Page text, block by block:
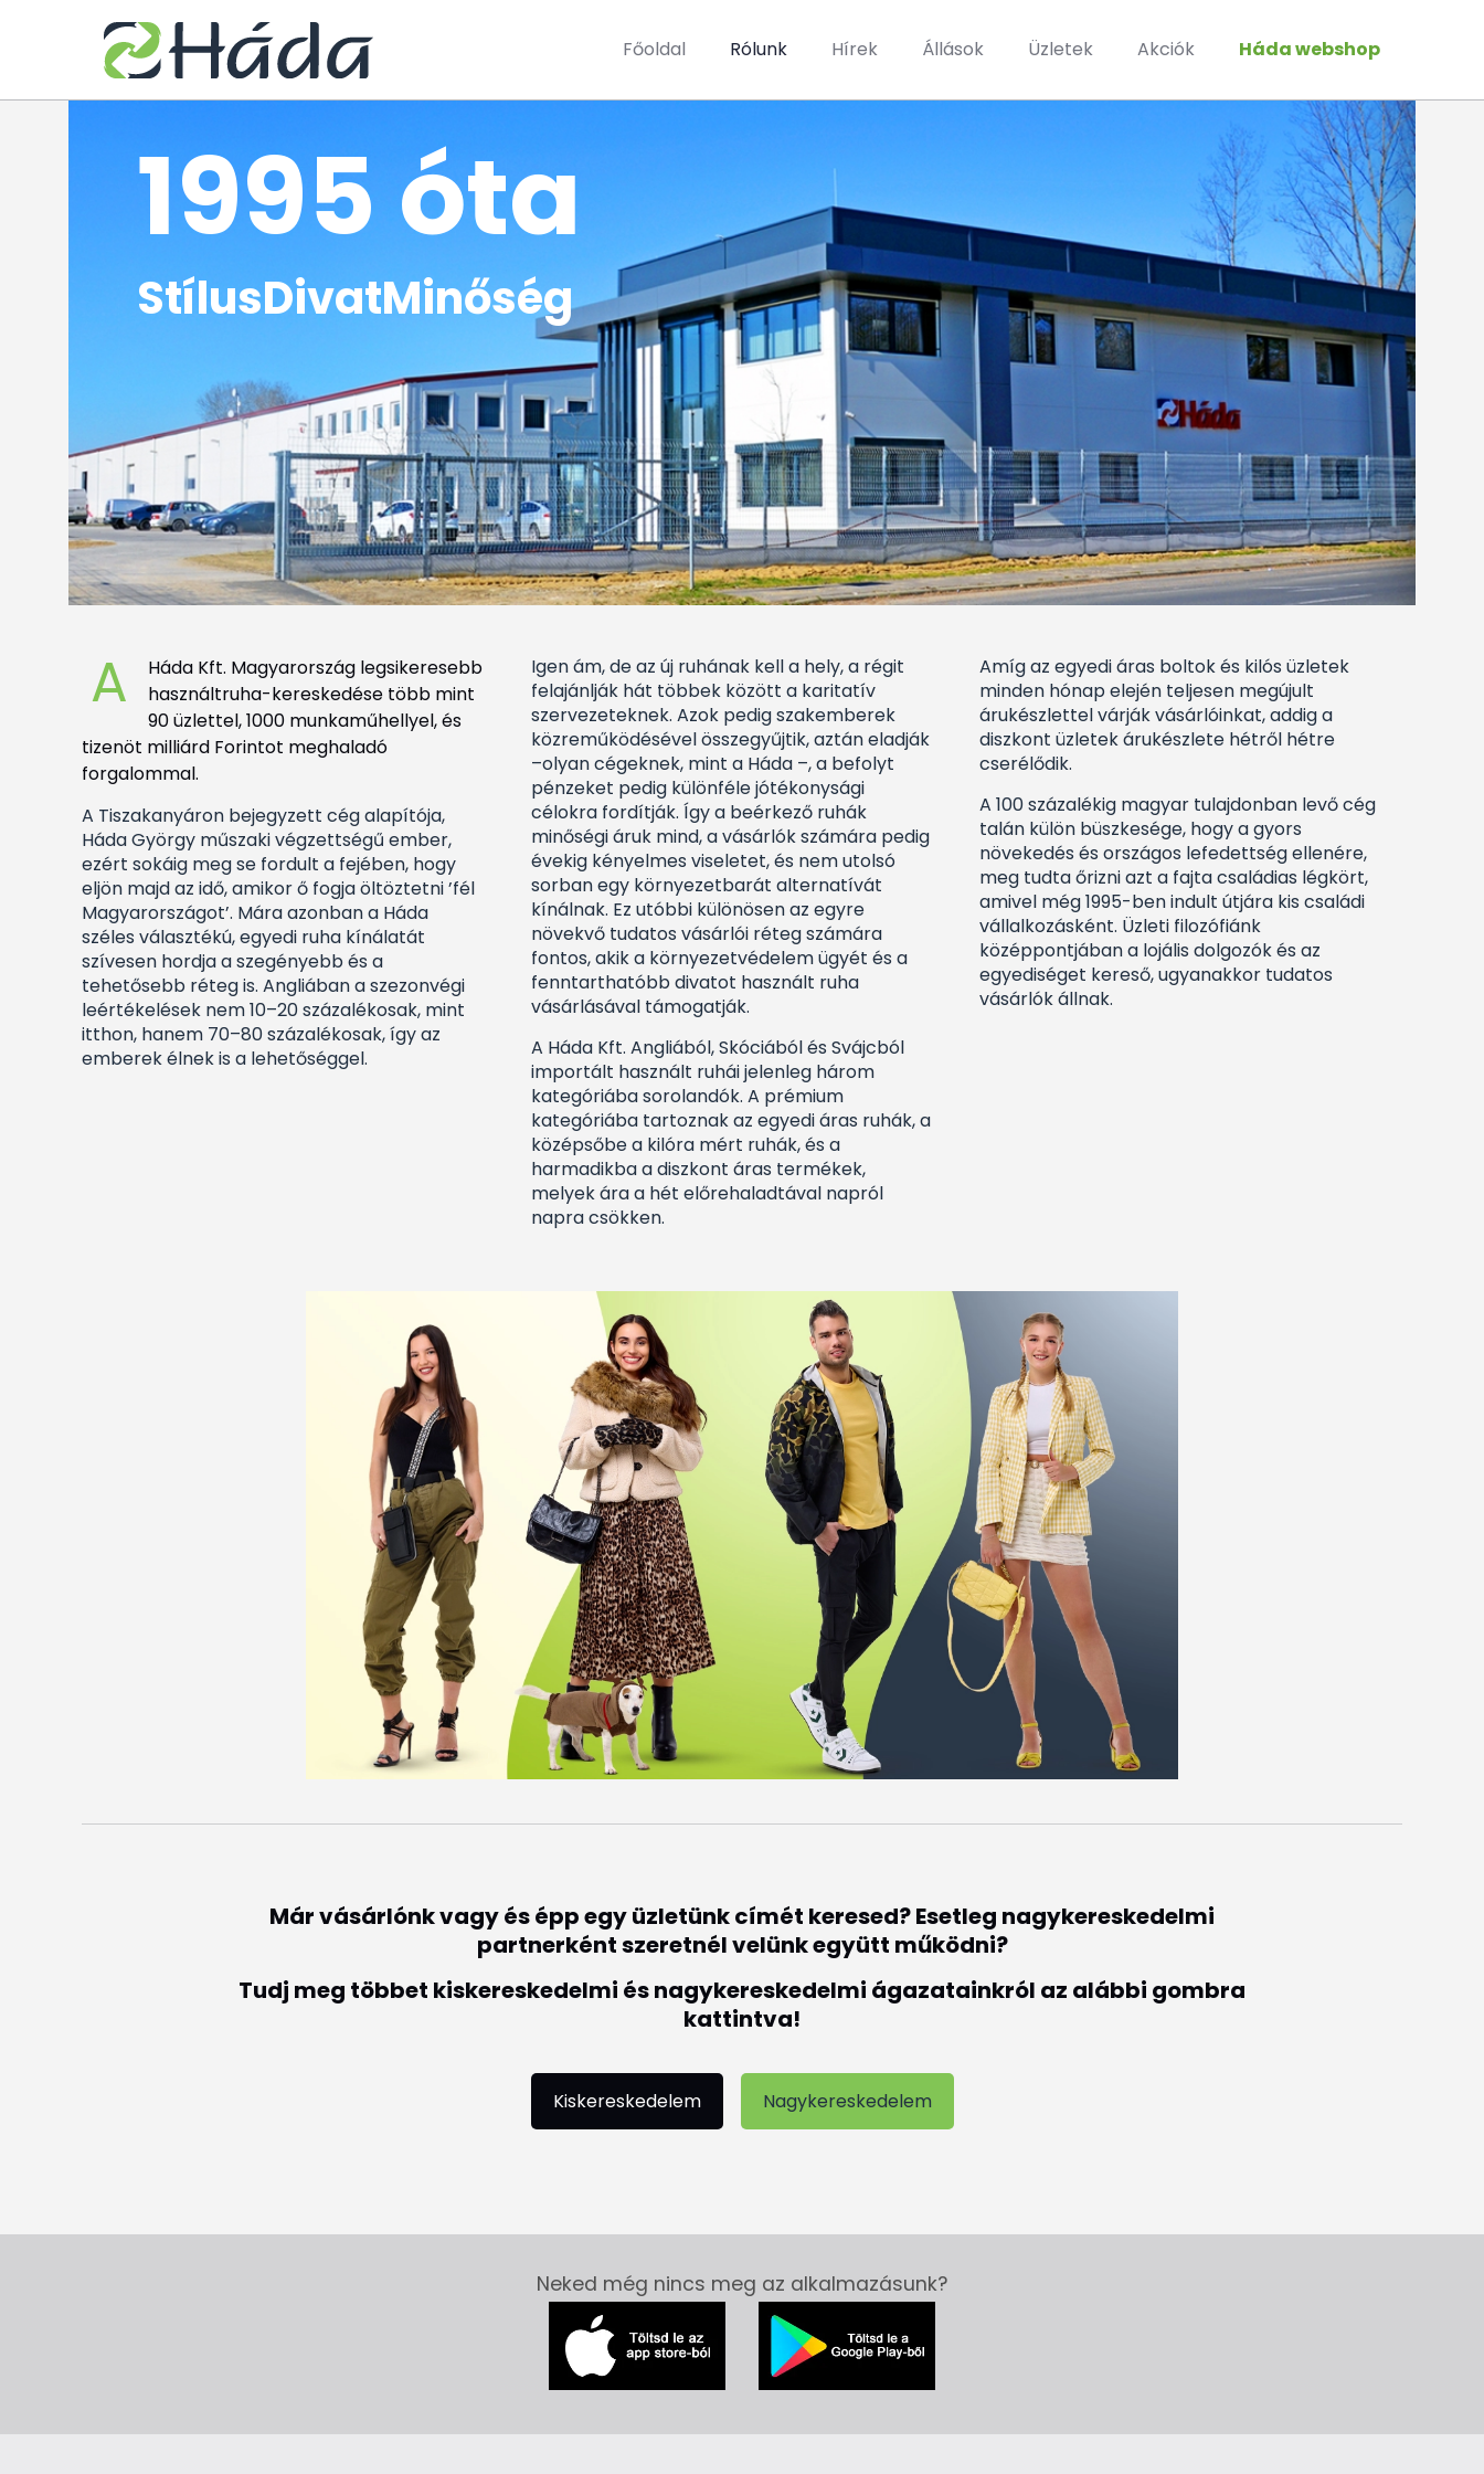
Főoldal Rólunk Hírek Állások Üzletek Akciók Háda webshop
1995 óta
StílusDivatMinőség
A
Háda Kft. Magyarország legsikeresebb
használtruha-kereskedése több mint
90 üzlettel, 1000 munkaműhellyel, és
tizenöt milliárd Forintot meghaladó
forgalommal.
A Tiszakanyáron bejegyzett cég alapítója,
Háda György műszaki végzettségű ember,
ezért sokáig meg se fordult a fejében, hogy
eljön majd az idő, amikor ő fogja öltöztetni ’fél
Magyarországot’. Mára azonban a Háda
széles választékú, egyedi ruha kínálatát
szívesen hordja a szegényebb és a
tehetősebb réteg is. Angliában a szezonvégi
leértékelések nem 10–20 százalékosak, mint
itthon, hanem 70–80 százalékosak, így az
emberek élnek is a lehetőséggel.
Igen ám, de az új ruhának kell a hely, a régit
felajánlják hát többek között a karitatív
szervezeteknek. Azok pedig szakemberek
közreműködésével összegyűjtik, aztán eladják
–olyan cégeknek, mint a Háda –, a befolyt
pénzeket pedig különféle jótékonysági
célokra fordítják. Így a beérkező ruhák
minőségi áruk mind, a vásárlók számára pedig
évekig kényelmes viseletet, és nem utolsó
sorban egy környezetbarát alternatívát
kínálnak. Ez utóbbi különösen az egyre
növekvő tudatos vásárlói réteg számára
fontos, akik a környezetvédelem ügyét és a
fenntarthatóbb divatot használt ruha
vásárlásával támogatják.
A Háda Kft. Angliából, Skóciából és Svájcból
importált használt ruhái jelenleg három
kategóriába sorolandók. A prémium
kategóriába tartoznak az egyedi áras ruhák, a
középsőbe a kilóra mért ruhák, és a
harmadikba a diszkont áras termékek,
melyek ára a hét előrehaladtával napról
napra csökken.
Amíg az egyedi áras boltok és kilós üzletek
minden hónap elején teljesen megújult
árukészlettel várják vásárlóinkat, addig a
diszkont üzletek árukészlete hétről hétre
cserélődik.
A 100 százalékig magyar tulajdonban levő cég
talán külön büszkesége, hogy a gyors
növekedés és országos lefedettség ellenére,
meg tudta őrizni azt a fajta családias légkört,
amivel még 1995-ben indult útjára kis családi
vállalkozásként. Üzleti filozófiánk
középpontjában a lojális dolgozók és az
egyediséget kereső, ugyanakkor tudatos
vásárlók állnak.
Már vásárlónk vagy és épp egy üzletünk címét keresed? Esetleg nagykereskedelmi
partnerként szeretnél velünk együtt működni?
Tudj meg többet kiskereskedelmi és nagykereskedelmi ágazatainkról az alábbi gombra
kattintva!
Kiskereskedelem Nagykereskedelem
Neked még nincs meg az alkalmazásunk?